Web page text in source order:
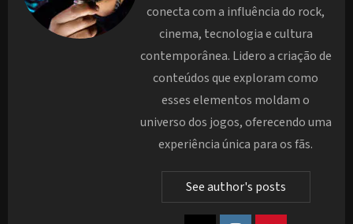
conecta com a influência do rock,
cinema, tecnologia e cultura
contemporânea. Lidero a criação de
conteúdos que exploram como
esses elementos moldam o
universo dos jogos, oferecendo uma
experiência única para os fãs.
See author's posts